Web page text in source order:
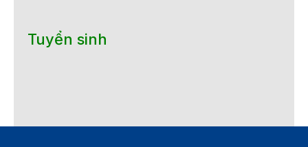
Tuyển sinh